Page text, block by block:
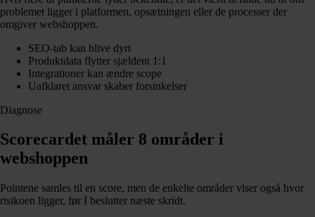
problemet ligger i platformen, opsætningen eller de processer der
omgiver webshoppen.
SEO-tab kan blive dyrt
Produktdata flytter sjældent 1:1
Integrationer kan ændre scope
Uafklaret ansvar skaber forsinkelser
Diagnose
Scorecardet måler 8 områder i
webshoppen
Pointene samles til en score, men de enkelte områder viser også hvor
risikoen ligger, før I beslutter næste skridt.